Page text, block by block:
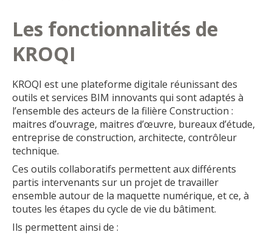
Les fonctionnalités de
KROQI
KROQI est une plateforme digitale réunissant des
outils et services BIM innovants qui sont adaptés à
l’ensemble des acteurs de la filière Construction :
maitres d’ouvrage, maitres d’œuvre, bureaux d’étude,
entreprise de construction, architecte, contrôleur
technique.
Ces outils collaboratifs permettent aux différents
partis intervenants sur un projet de travailler
ensemble autour de la maquette numérique, et ce, à
toutes les étapes du cycle de vie du bâtiment.
Ils permettent ainsi de :